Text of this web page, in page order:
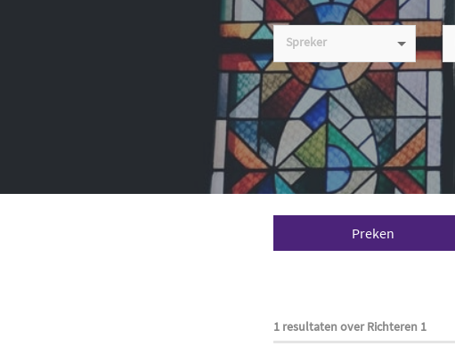
Spreker
Preken
1 resultaten over Richteren 1